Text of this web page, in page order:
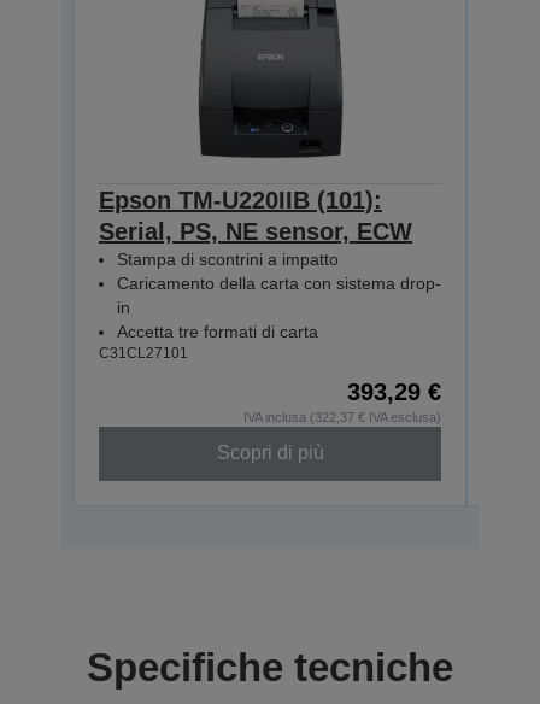
Epson TM-U220IIB (101):
Serial, PS, NE sensor, ECW
Stampa di scontrini a impatto
Caricamento della carta con sistema drop-
in
Accetta tre formati di carta
C31CL27101
393,29 €
IVA inclusa (322,37 € IVA esclusa)
Scopri di più
Specifiche tecniche